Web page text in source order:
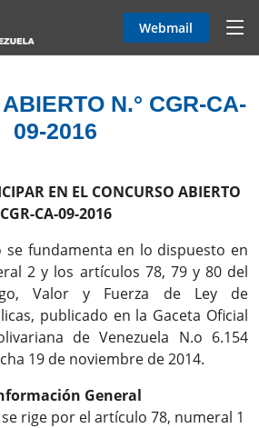
Webmail
N.° CGR-CA-
09-2016
EN EL CONCURSO ABIERTO
CGR-CA-09-2016
se fundamenta en lo dispuesto en
2 y los artículos 78, 79 y 80 del
Valor y Fuerza de Ley de
publicado en la Gaceta Oficial
de Venezuela N.o 6.154
19 de noviembre de 2014.
General
rige por el artículo 78, numeral 1